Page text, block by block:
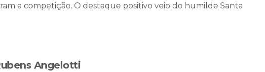
a competição. O destaque positivo veio do humilde Santa
Angelotti